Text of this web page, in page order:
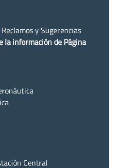
y Sugerencias
la información de Página
Central